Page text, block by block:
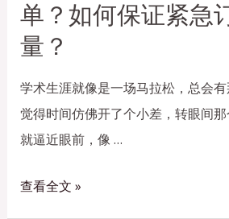
单？如何保证紧急
量？
学术生涯就像是一场马拉松，总会
觉得时间仿佛开了个小差，转眼间
就逼近眼前，像 …
查看全文 »